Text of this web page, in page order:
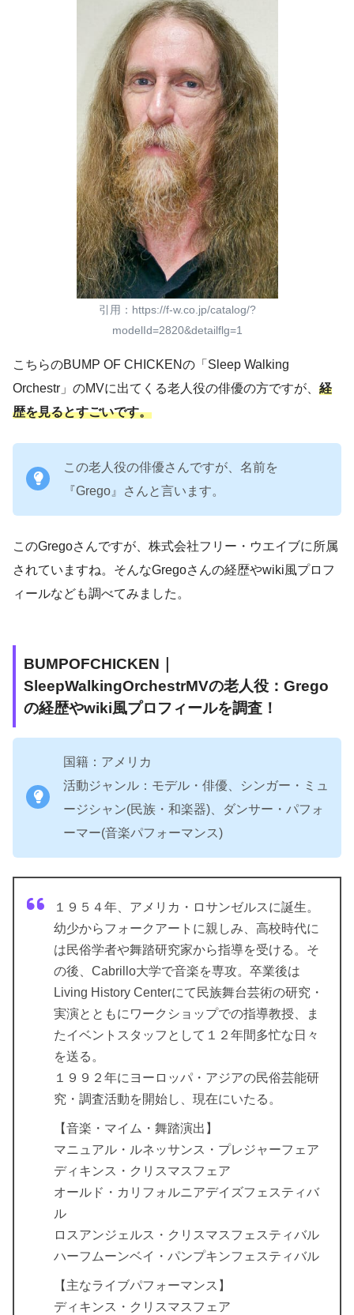
引用：https://f-w.co.jp/catalog/?
modelId=2820&detailflg=1
こちらのBUMP OF CHICKENの「Sleep Walking
Orchestr」のMVに出てくる老人役の俳優の方ですが、 経
歴を見るとすごいです。
この老人役の俳優さんですが、名前を
『Grego』さんと言います。
このGregoさんですが、株式会社フリー・ウエイブに所属
されていますね。そんなGregoさんの経歴やwiki風プロフ
ィールなども調べてみました。
BUMPOFCHICKEN｜
SleepWalkingOrchestrMVの老人役：Grego
の経歴やwiki風プロフィールを調査！
国籍：アメリカ
活動ジャンル：モデル・俳優、シンガー・ミュ
ージシャン(民族・和楽器)、ダンサー・パフォ
ーマー(音楽パフォーマンス)
１９５４年、アメリカ・ロサンゼルスに誕生。
幼少からフォークアートに親しみ、高校時代に
は民俗学者や舞踏研究家から指導を受ける。そ
の後、Cabrillo大学で音楽を専攻。卒業後は
Living History Centerにて民族舞台芸術の研究・
実演とともにワークショップでの指導教授、ま
たイベントスタッフとして１２年間多忙な日々
を送る。
１９９２年にヨーロッパ・アジアの民俗芸能研
究・調査活動を開始し、現在にいたる。
【音楽・マイム・舞踏演出】
マニュアル・ルネッサンス・プレジャーフェア
ディキンス・クリスマスフェア
オールド・カリフォルニアデイズフェスティバ
ル
ロスアンジェルス・クリスマスフェスティバル
ハーフムーンベイ・パンプキンフェスティバル
【主なライブパフォーマンス】
ディキンス・クリスマスフェア